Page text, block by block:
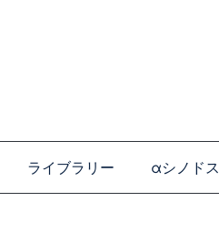
ライブラリー αシノドス